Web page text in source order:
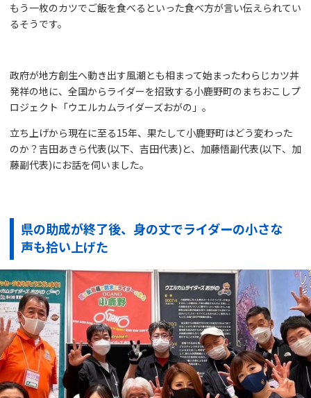
もう一枚のカツでご飯を食べるといった食べ方が言い伝えられてい
るそうです。
政府が地方創生へ動き出す風潮とも相まって始まったわらじカツ丼
発祥の地に、全国からライダーを招致する小鹿野町のまちおこしプ
ロジェクト「ウエルカムライダーズおがの」。
立ち上げから現在に至る15年、果たして小鹿野町はどう変わった
のか？吉田あきら代表(以下、吉田代表)と、加藤悟副代表(以下、加
藤副代表)にお話を伺いました。
県の助成が終了後、身の丈でライダーの小さな
声も拾い上げた